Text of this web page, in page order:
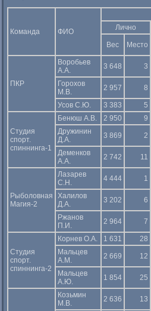
Команда ФИО Лично
Вес Место
ПКР
Воробьев
А.А.
3 648 3
Горохов
М.В.
2 957 8
Усов С.Ю. 3 383 5
Студия
спорт.
спиннинга-1
Бенюш А.В. 2 950
9
Дружинин
Д.А.
3 869 2
Деменков
А.А.
2 742 11
Рыболовная
Магия-2
Лазарев
С.Н.
4 444 1
Халилов
Д.А.
3 202 6
Ржанов
П.И.
2 964 7
Студия
cпорт.
cпиннинга-2
Корнев О.А. 1 631
28
Мальцев
А.М.
2 669 12
Мальцев
А.Ю.
1 854 25
Козьмин
М.В.
2 636 13